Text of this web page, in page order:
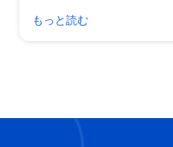
もっと読む